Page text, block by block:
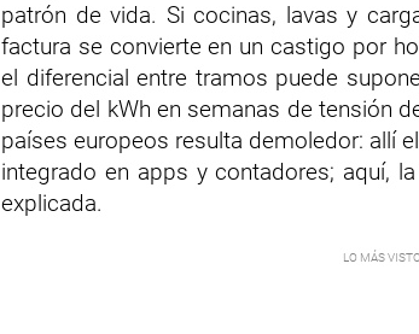
patrón de vida. Si cocinas, lavas y
factura se convierte en un castigo por
el diferencial entre tramos puede
precio del kWh en semanas de tensión
países europeos resulta demoledor: allí
integrado en apps y contadores; aquí,
explicada.